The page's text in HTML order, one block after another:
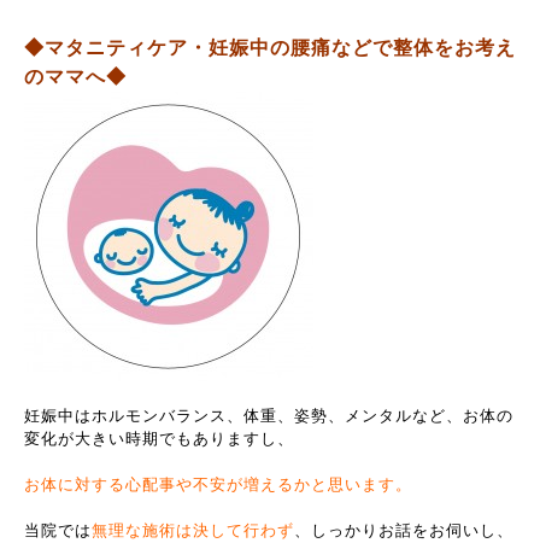
◆マタニティケア・妊娠中の腰痛などで整体をお考え
のママへ◆
妊娠中はホルモンバランス、体重、姿勢、メンタルなど、お体の
変化が大きい時期でもありますし、
お体に対する心配事や不安が増えるかと思います。
当院では無理な施術は決して行わず、しっかりお話をお伺いし、